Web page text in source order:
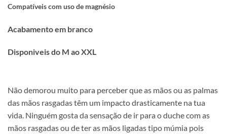
Compatíveis com uso de magnésio
Acabamento em branco
Disponiveis do M ao XXL
Não demorou muito para perceber que as mãos ou as palmas
das mãos rasgadas têm um impacto drasticamente na tua
vida. Ninguém gosta da sensação de ir para o duche com as
mãos rasgadas ou de ter as mãos ligadas tipo múmia pois